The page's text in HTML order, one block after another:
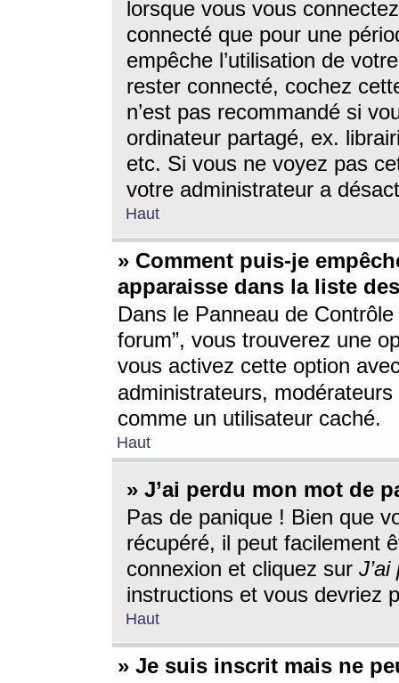
lorsque vous vous
connecté que pour une
empêche l’utilisation de
rester connecté, cochez
n’est pas recommandé si
ordinateur partagé, ex.
etc. Si vous ne voyez pas
votre administrateur a
Haut
» Comment puis-je
apparaisse dans la liste
Dans le Panneau de
forum”, vous trouverez une
vous activez cette option
administrateurs,
comme un utilisateur caché.
Haut
» J’ai perdu mon mot de
Pas de panique ! Bien que
récupéré, il peut facilement
connexion et cliquez sur
instructions et vous devriez
Haut
» Je suis inscrit mais ne